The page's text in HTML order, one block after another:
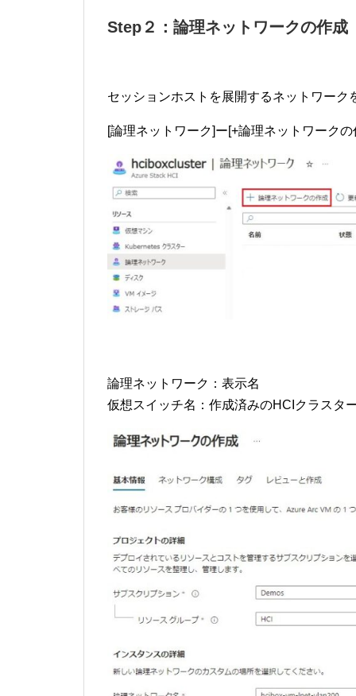
Step２：論理ネットワークの作成
セッションホストを展開するネットワーク
[論理ネットワーク]ー[+論理ネットワーク
論理ネットワーク：表示名
仮想スイッチ名：作成済みのHCIクラスタ